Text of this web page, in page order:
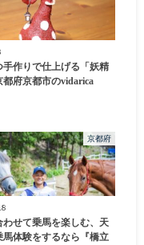
手作りで仕上げる「妖精
都府京都市のvidarica
京都府
わせて乗馬を楽しむ、天
馬体験をするなら『橋立